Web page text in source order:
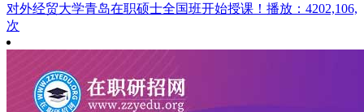
对外经贸大学青岛在职硕士全国班开始授课！ 播放：4202,106,
次